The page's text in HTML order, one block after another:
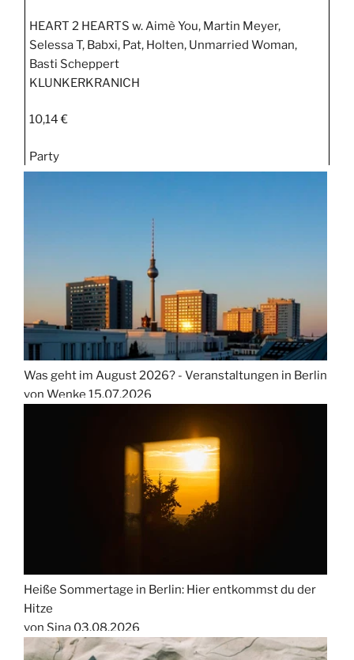
HEART 2 HEARTS w. Aimè You, Martin Meyer,
Selessa T, Babxi, Pat, Holten, Unmarried Woman,
Basti Scheppert
KLUNKERKRANICH
10,14 €
Party
Was geht im August 2026? - Veranstaltungen in Berlin
von Wenke 15.07.2026
Heiße Sommertage in Berlin: Hier entkommst du der
Hitze
von Sina 03.08.2026